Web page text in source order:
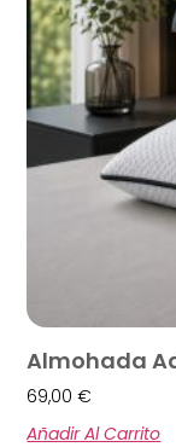
Almohada
69,00€
Añadir Al Carrito